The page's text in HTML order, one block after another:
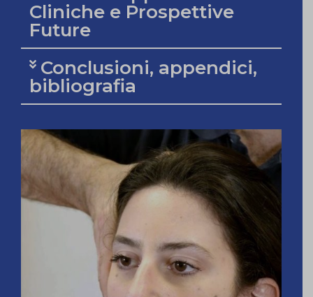
Cliniche e Prospettive
Future
Conclusioni, appendici,
bibliografia